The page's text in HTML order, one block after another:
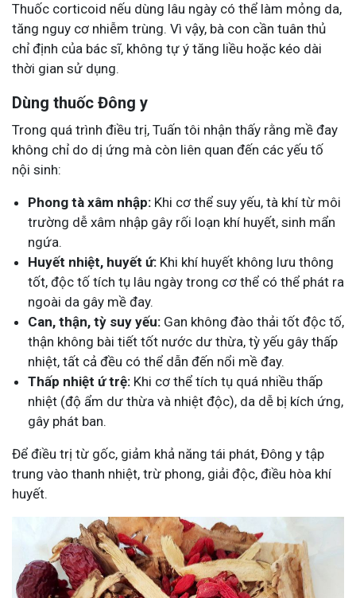
Thuốc corticoid nếu dùng lâu ngày có thể làm mỏng da,
tăng nguy cơ nhiễm trùng. Vì vậy, bà con cần tuân thủ
chỉ định của bác sĩ, không tự ý tăng liều hoặc kéo dài
thời gian sử dụng.
Dùng thuốc Đông y
Trong quá trình điều trị, Tuấn tôi nhận thấy rằng mề đay
không chỉ do dị ứng mà còn liên quan đến các yếu tố
nội sinh:
Phong tà xâm nhập: Khi cơ thể suy yếu, tà khí từ môi
trường dễ xâm nhập gây rối loạn khí huyết, sinh mẩn
ngứa.
Huyết nhiệt, huyết ứ: Khi khí huyết không lưu thông
tốt, độc tố tích tụ lâu ngày trong cơ thể có thể phát ra
ngoài da gây mề đay.
Can, thận, tỳ suy yếu: Gan không đào thải tốt độc tố,
thận không bài tiết tốt nước dư thừa, tỳ yếu gây thấp
nhiệt, tất cả đều có thể dẫn đến nổi mề đay.
Thấp nhiệt ứ trệ: Khi cơ thể tích tụ quá nhiều thấp
nhiệt (độ ẩm dư thừa và nhiệt độc), da dễ bị kích ứng,
gây phát ban.
Để điều trị từ gốc, giảm khả năng tái phát, Đông y tập
trung vào thanh nhiệt, trừ phong, giải độc, điều hòa khí
huyết.